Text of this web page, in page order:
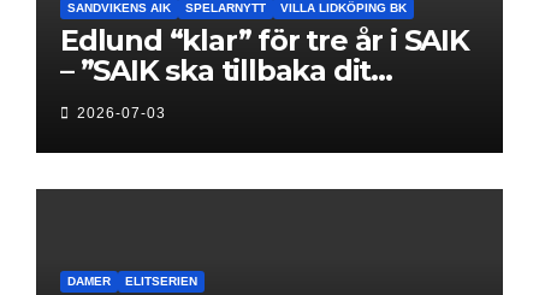
SANDVIKENS AIK SPELARNYTT VILLA LIDKÖPING BK
Edlund “klar” för tre år i SAIK
– ”SAIK ska tillbaka dit
klubben hör hemma”
2026-07-03
DAMER ELITSERIEN